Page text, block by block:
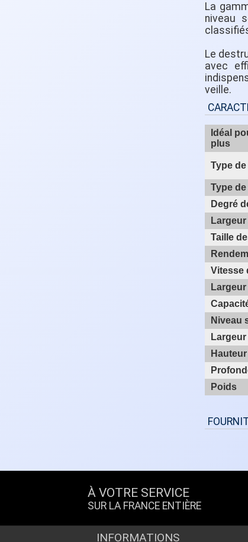
La
niveau
Le
avec
veille.
Idéal
plus
Type
Type
Degré
Taille
Vitesse
Niveau
Largeur
Hauteur
Poids
À VOTRE SERVICE
SUR LA FRANCE ENTIÈRE
INFORMATIONS